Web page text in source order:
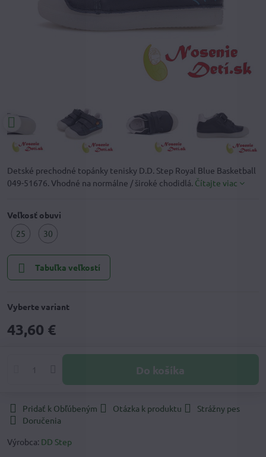
Detské prechodné topánky tenisky D.D. Step Royal Blue Basketball
049-51676. Vhodné na normálne / široké chodidlá. Čítajte viac
Veľkosť obuvi
25
30
Tabuľka veľkostí
Vyberte variant
43,60 €
Do košíka
Pridať k Obľúbeným Otázka k produktu
Strážny pes
Doručenia
Výrobca: DD Step